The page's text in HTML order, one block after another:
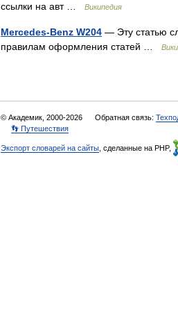
ссылки на авт …
Википедия
Mercedes-Benz W204 — Эту статью
правилам оформления статей …
© Академик, 2000-2026 Обратная связь:
👣 Путешествия
Экспорт словарей на сайты , сделанные на PHP,